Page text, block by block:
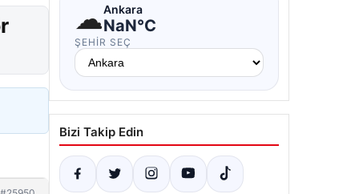
☁Ankara
NaN°C
ŞEHIR SEÇ
Bizi Takip Edin